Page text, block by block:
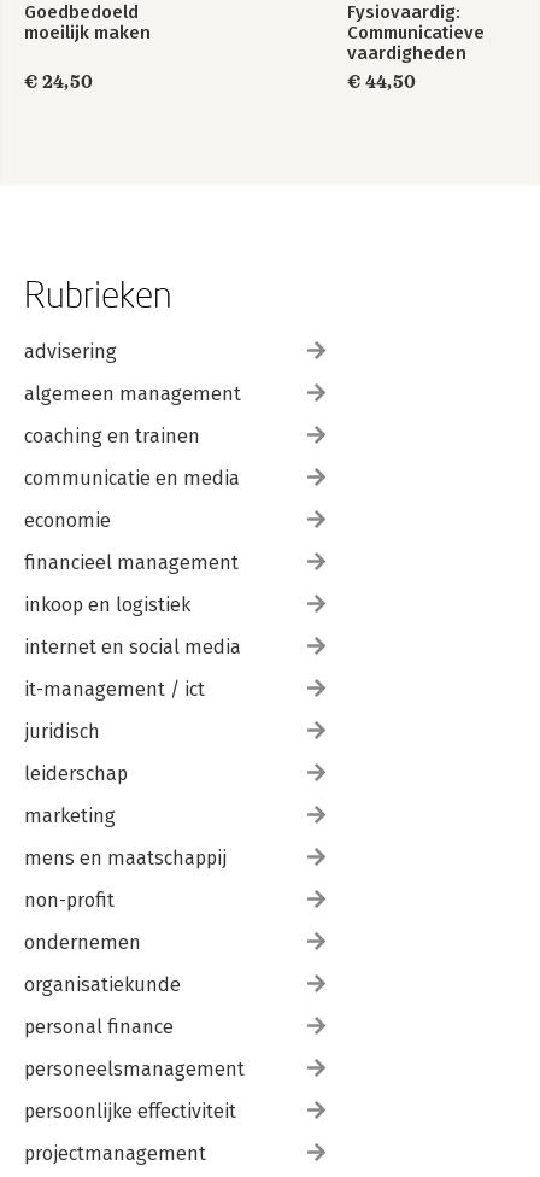
Goedbedoeld
moeilijk maken
€ 24,50
Fysiovaardig:
Communicatieve
vaardigheden
€ 44,50
Rubrieken
advisering
algemeen management
coaching en trainen
communicatie en media
economie
financieel management
inkoop en logistiek
internet en social media
it-management / ict
juridisch
leiderschap
marketing
mens en maatschappij
non-profit
ondernemen
organisatiekunde
personal finance
personeelsmanagement
persoonlijke effectiviteit
projectmanagement